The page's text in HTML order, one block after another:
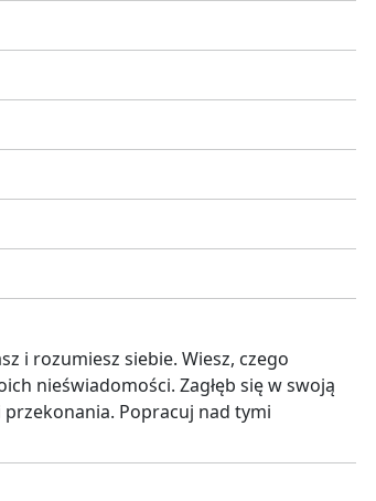
i rozumiesz siebie. Wiesz, czego
nieświadomości. Zagłęb się w swoją
Popracuj nad tymi